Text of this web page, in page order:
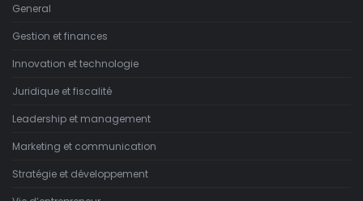
General
Gestion et finances
Innovation et technologie
Juridique et fiscalité
Leadership et management
Marketing et communication
Stratégie et développement